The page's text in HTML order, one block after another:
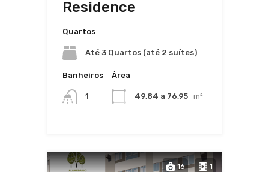
Residence
Quartos
Até 3 Quartos (até 2 suítes)
Banheiros
1
Área
49,84 a 76,95 m²
16 1